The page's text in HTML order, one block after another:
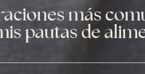
más
pautas de